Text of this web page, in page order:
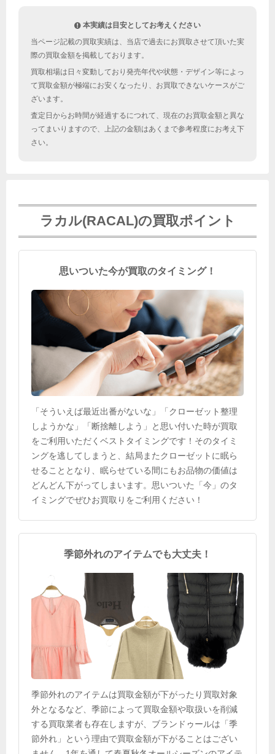
本実績は目安としてお考えください
当ページ記載の買取実績は、当店で過去にお買取させて頂いた実
際の買取金額を掲載しております。
買取相場は日々変動しており発売年代や状態・デザイン等によっ
て買取金額が極端にお安くなったり、お買取できないケースがご
ざいます。
査定日からお時間が経過するにつれて、現在のお買取金額と異な
ってまいりますので、上記の金額はあくまで参考程度にお考え下
さい。
ラカル(RACAL)の買取ポイント
思いついた今が買取のタイミング！
「そういえば最近出番がないな」「クローゼット整理
しようかな」「断捨離しよう」と思い付いた時が買取
をご利用いただくベストタイミングです！そのタイミ
ングを逃してしまうと、結局またクローゼットに眠ら
せることとなり、眠らせている間にもお品物の価値は
どんどん下がってしまいます。思いついた「今」のタ
イミングでぜひお買取りをご利用ください！
季節外れのアイテムでも大丈夫！
季節外れのアイテムは買取金額が下がったり買取対象
外となるなど、季節によって買取金額や取扱いを削減
する買取業者も存在しますが、ブランドゥールは「季
節外れ」という理由で買取金額が下がることはござい